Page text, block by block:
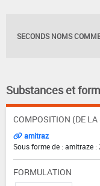
SECONDS NOMS
Substances et
COMPOSITION (DE
amitraz
Sous forme de : amitraze :
FORMULATION